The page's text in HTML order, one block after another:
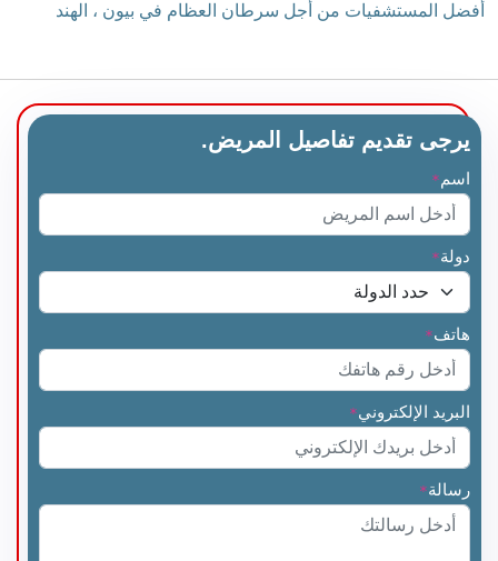
أفضل المستشفيات من أجل سرطان العظام في بيون ، الهند
يرجى تقديم تفاصيل المريض.
اسم *
دولة*
هاتف*
البريد الإلكتروني*
رسالة*